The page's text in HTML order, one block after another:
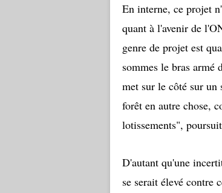
En interne, ce projet
quant à l'avenir de
genre de projet est
sommes le bras armé
met sur le côté sur un
forêt en autre chose,
lotissements",
D'autant qu'une
se serait élevé contre